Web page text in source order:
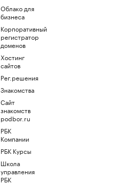
Облако для
бизнеса
Корпоративный
регистратор
доменов
Хостинг
сайтов
Рег.решения
Знакомства
Сайт
знакомств
podbor.ru
РБК
Компании
РБК Курсы
Школа
управления
РБК